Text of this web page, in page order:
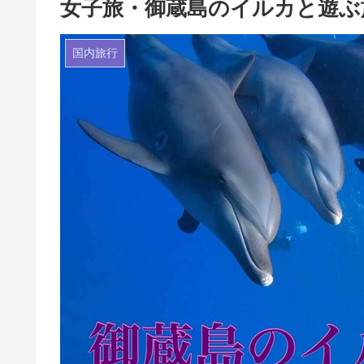
女子旅・御蔵島のイルカと遊
国内旅行